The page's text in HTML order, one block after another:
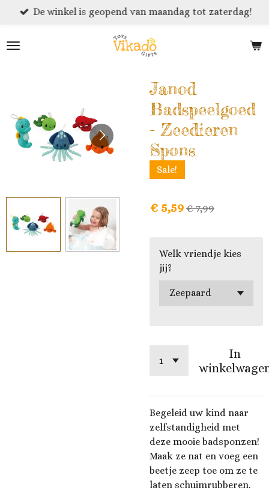
naar
De winkel is geopend van maandag tot zaterdag!
Janod
Badspeelgoed
- Zeedieren
Spons
Sale!
€ 5,59€ 7,99
Welk vriendje kies
jij?
In
Begeleid uw kind naar
zelfstandigheid met
deze mooie badsponzen!
Maak ze nat en voeg een
beetje zeep toe om ze te
laten schuimrubberen.